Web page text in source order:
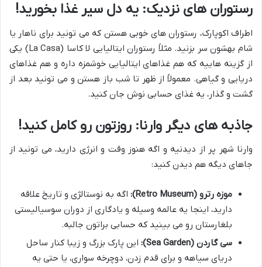
رستوران های نزدیک: یه دل سیر غذا بخورید!
اطراف اکوپارک، رستوران های خوبی هستن که می تونید برای ناهار یا
شام بهشون سر بزنید. مثلاً رستوران ایتالیایی لا کاسا (La Casa) یکی
از گزینه هاییه که هم غذاهای ایتالیایی خوشمزه داره و هم غذاهای
دریایی و گیاهی. معمولاً از ظهر تا شب باز هستن و می تونید بعد از
گشت و گذار، یه غذای حسابی نوش جان کنید.
جاذبه های دیگر وارنا: روزتون رو کامل کنید!
وارنا شهر پر از دیدنیه و اگه هنوز وقت و انرژی دارید، می تونید از
جاهای دیگه هم دیدن کنید:
موزه رترو (Retro Museum):
اگه به نوستالژی و تاریخ علاقه
دارید، اینجا یه عالمه وسیله و یادگاری از دوران سوسیالیستی
بلغارستان رو می بینید که حسابی براتون جالبه.
سی گاردن (Sea Garden):
این پارک بزرگ و زیبا کنار ساحل
دریای سیاهه و برای قدم زدن، دوچرخه سواری، یا حتی یه